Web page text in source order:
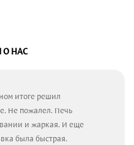
О НАС
итоге решил
Не пожалел. Печь
и жаркая. И еще
была быстрая.